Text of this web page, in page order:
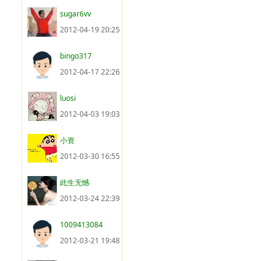
sugar6vv
2012-04-19 20:25
bingo317
2012-04-17 22:26
luosi
2012-04-03 19:03
小资
2012-03-30 16:55
此生无憾
2012-03-24 22:39
1009413084
2012-03-21 19:48